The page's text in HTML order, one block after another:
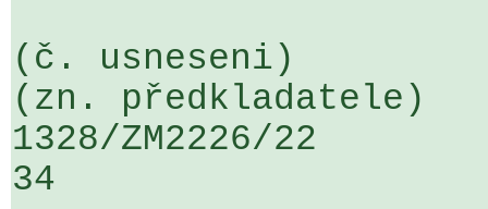
(č. usneseni)
(zn. předkladatele)
1328/ZM2226/22
34